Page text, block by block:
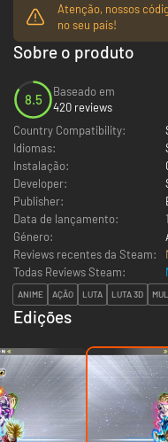
Atenção, nossos
no seu país!
Sobre o produto
8.5
Baseado em
420 reviews
Country Compatibility:
Idiomas:
Instalação:
Developer:
Publisher:
Data de lançamento:
Género:
Reviews recentes da Steam:
Todas Reviews Steam:
ANIME AÇÃO LUTA LUTA 3D
Edições